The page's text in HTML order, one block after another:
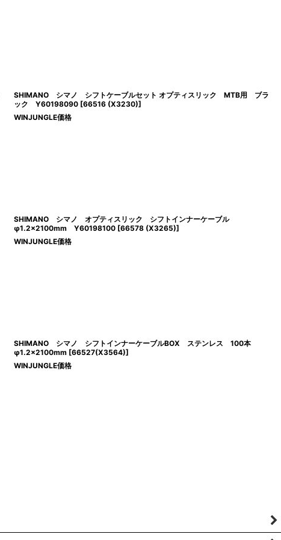
SHIMANO シマノ シフトケーブルセット オプティスリック MTB用 ブラ
ック Y60198090 [66516 (X3230)]
WINJUNGLE価格
SHIMANO シマノ オプティスリック シフトインナーケーブル
φ1.2×2100mm Y60198100 [66578 (X3265)]
WINJUNGLE価格
SHIMANO シマノ シフトインナーケーブルBOX ステンレス 100本
φ1.2×2100mm [66527(X3564)]
WINJUNGLE価格